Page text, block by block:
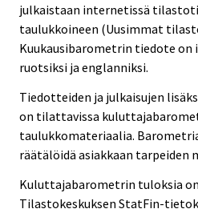
julkaistaan internetissä
taulukkoineen (Uusimmat
Kuukausibarometrin tiedote on
ruotsiksi ja englanniksi.
Tiedotteiden ja julkaisujen
on tilattavissa
taulukkomateriaalia.
räätälöidä asiakkaan tarpeiden
Kuluttajabarometrin tuloksia
Tilastokeskuksen StatFin-